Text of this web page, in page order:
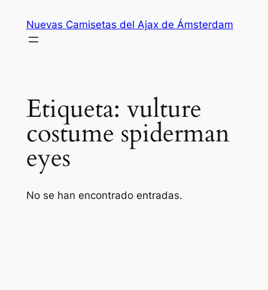
contenido
Nuevas Camisetas del Ajax de Ámsterdam
Etiqueta: vulture
costume spiderman
eyes
No se han encontrado entradas.